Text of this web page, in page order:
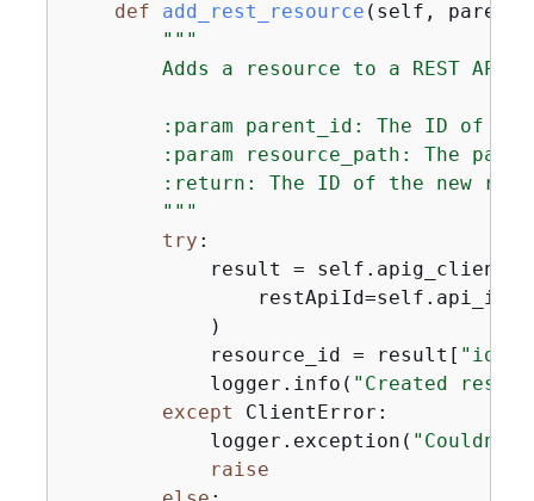
def add_rest_resource ( self,
"""
        Adds a resource to a REST API.
:param parent_id: The ID of
:param resource_path: The
:return: The ID of the new
        """
try :
result =
            )
            resource_id = result[
"id"
            logger.info(
"Created
except ClientError:
            logger.exception(
"Couldn't
raise